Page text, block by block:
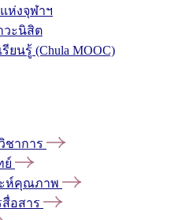
ห่งจุฬาฯ
วะนิสิต
ยนรู้ (Chula MOOC)
ชาการ
ย์
ะห์คุณภาพ
อสาร